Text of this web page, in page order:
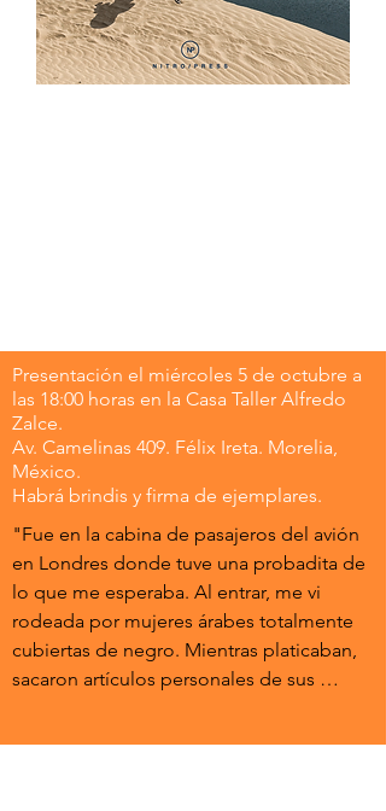
Presentación el miércoles 5 de octubre a
las 18:00 horas en la Casa Taller Alfredo
Zalce.
Av. Camelinas 409. Félix Ireta. Morelia,
México.
Habrá brindis y firma de ejemplares.
"Fue en la cabina de pasajeros del avión
en Londres donde tuve una probadita de
lo que me esperaba. Al entrar, me vi
rodeada por mujeres árabes totalmente
cubiertas de negro. Mientras platicaban,
sacaron artículos personales de sus